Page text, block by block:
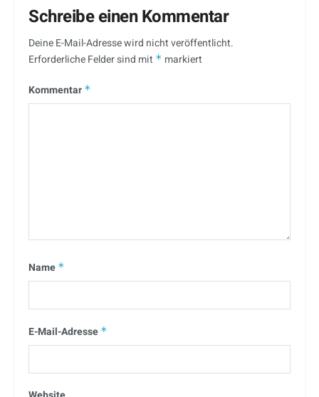
Schreibe einen Kommentar
Deine E-Mail-Adresse wird nicht veröffentlicht.
Erforderliche Felder sind mit * markiert
Kommentar *
Name *
E-Mail-Adresse *